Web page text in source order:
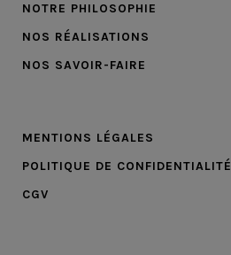
NOTRE PHILOSOPHIE
NOS RÉALISATIONS
NOS SAVOIR-FAIRE
MENTIONS LÉGALES
POLITIQUE DE CONFIDENTIALITÉ
CGV